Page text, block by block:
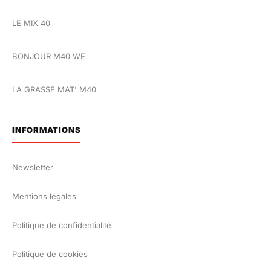
LE MIX 40
BONJOUR M40 WE
LA GRASSE MAT' M40
INFORMATIONS
Newsletter
Mentions légales
Politique de confidentialité
Politique de cookies